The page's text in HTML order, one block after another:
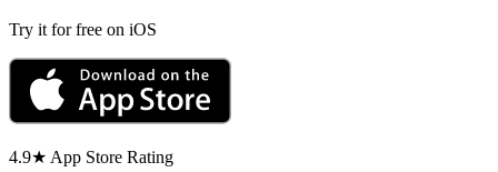
Try it for free on iOS
4.9★ App Store Rating